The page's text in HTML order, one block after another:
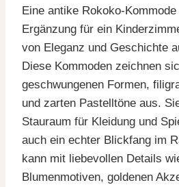
Eine antike Rokoko-
Ergänzung für ein
von Eleganz und Geschichte
Diese Kommoden zeichnen
geschwungenen Formen,
und zarten Pastelltöne aus.
Stauraum für Kleidung und
auch ein echter Blickfang im
kann mit liebevollen Details
Blumenmotiven, goldenen